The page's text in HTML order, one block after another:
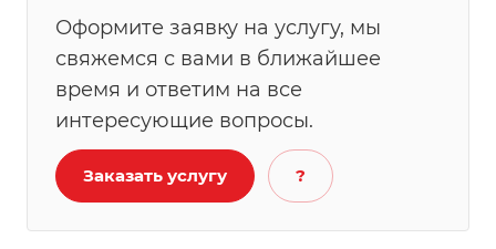
Оформите заявку на услугу, мы
свяжемся с вами в ближайшее
время и ответим на все
интересующие вопросы.
Заказать услугу ?